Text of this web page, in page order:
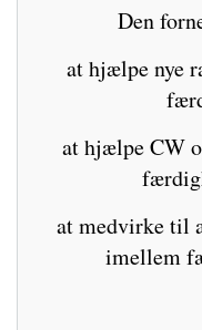
Den
at hjælpe nye
at hjælpe CW
at medvirke til
imellem